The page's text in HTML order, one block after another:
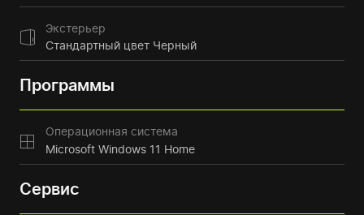
Экстерьер
Стандартный цвет Черный
Программы
Операционная система
Microsoft Windows 11 Home
Сервис